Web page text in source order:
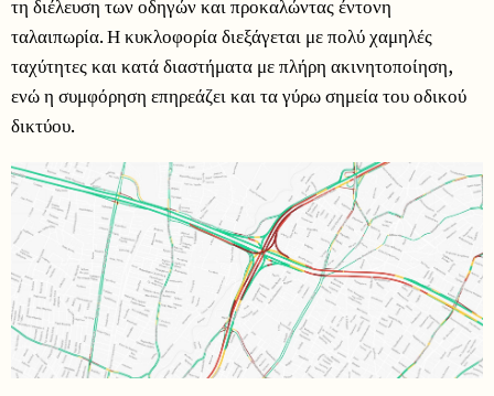
τη διέλευση των οδηγών και προκαλώντας έντονη
ταλαιπωρία. Η κυκλοφορία διεξάγεται με πολύ χαμηλές
ταχύτητες και κατά διαστήματα με πλήρη ακινητοποίηση,
ενώ η συμφόρηση επηρεάζει και τα γύρω σημεία του οδικού
δικτύου.